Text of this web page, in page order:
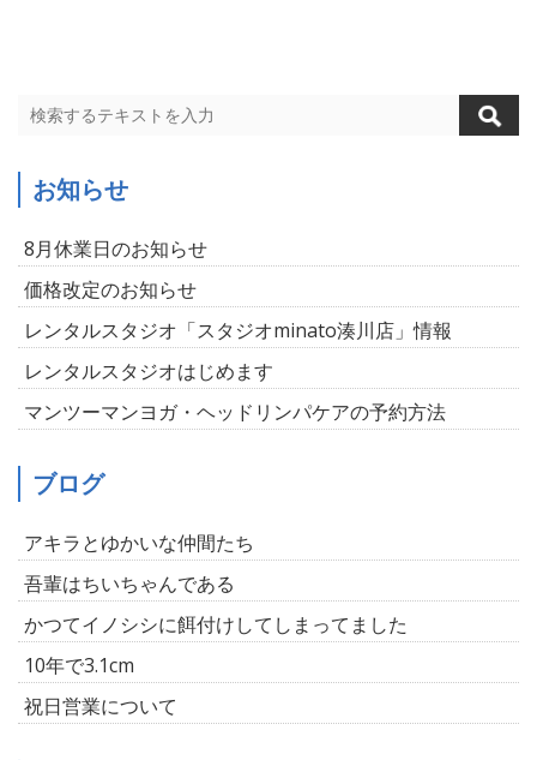
お知らせ
8月休業日のお知らせ
価格改定のお知らせ
レンタルスタジオ「スタジオminato湊川店」情報
レンタルスタジオはじめます
マンツーマンヨガ・ヘッドリンパケアの予約方法
ブログ
アキラとゆかいな仲間たち
吾輩はちいちゃんである
かつてイノシシに餌付けしてしまってました
10年で3.1cm
祝日営業について